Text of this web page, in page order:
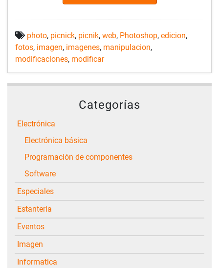
photo, picnick, picnik, web, Photoshop, edicion,
fotos, imagen, imagenes, manipulacion,
modificaciones, modificar
Categorías
Electrónica
Electrónica básica
Programación de componentes
Software
Especiales
Estanteria
Eventos
Imagen
Informatica